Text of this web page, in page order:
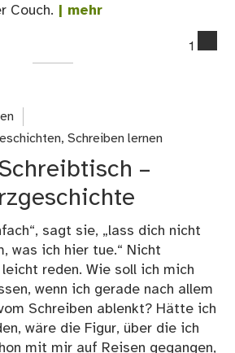
Couch. | mehr
1
,Schreiben lernen
–
sagt sie, „lass dich nicht
was ich hier tue.“ Nicht
reden. Wie soll ich mich
wenn ich gerade nach allem
Schreiben ablenkt? Hätte ich
wäre die Figur, über die ich
mit mir auf Reisen gegangen,